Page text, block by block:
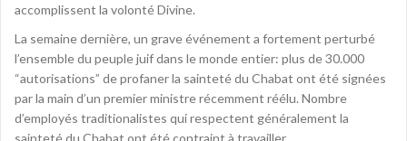
accomplissent la volonté Divine.
La semaine dernière, un grave événement a fortement perturbé
l’ensemble du peuple juif dans le monde entier: plus de 30.000
“autorisations” de profaner la sainteté du Chabat ont été signées
par la main d’un premier ministre récemment réélu. Nombre
d’employés traditionalistes qui respectent généralement la
sainteté du Chabat ont été contraint à travailler.